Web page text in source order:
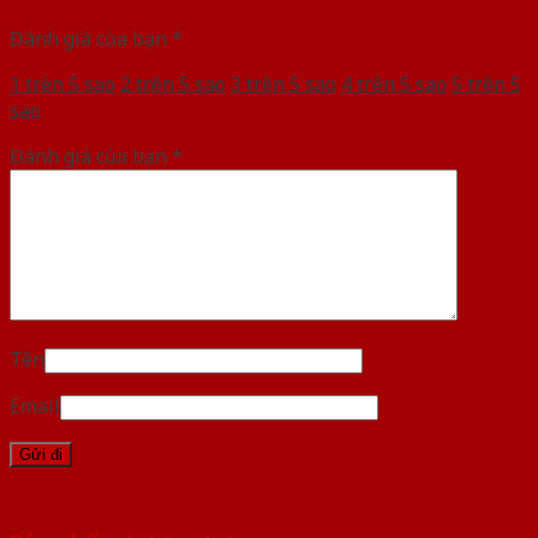
Đánh giá của bạn *
1 trên 5 sao 2 trên 5 sao 3 trên 5 sao 4 trên 5 sao 5 trên 5
sao
Đánh giá của bạn *
Tên
Email